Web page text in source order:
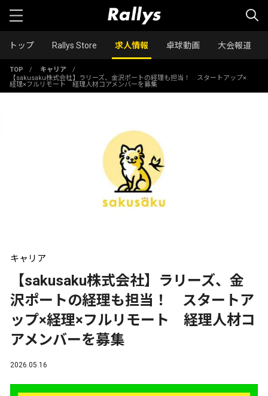
トップ Rallys Store 求人情報 卓球動画 大会報道
TOP / キャリア
/
【sakusaku株式会社】ラリーズ、金沢ポートの経理も担当！ スタートアップ×
経理×フルリモート 経理人材コアメンバーを募集
キャリア
【sakusaku株式会社】ラリーズ、金
沢ポートの経理も担当！ スタートア
ップ×経理×フルリモート 経理人材コ
アメンバーを募集
2026.05.16